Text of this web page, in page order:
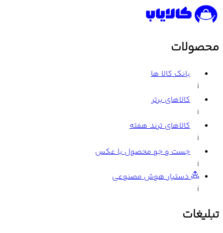
محصولات
بانک کالا ها
i
کالاهای برتر
i
کالاهای ترند هفته
i
جست و جو محصول با عکس
i
دستیار هوش مصنوعی
i
تبلیغات